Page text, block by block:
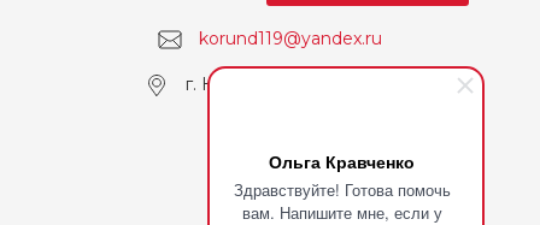
Ольга Кравченко
Здравствуйте! Готова помочь
вам. Напишите мне, если у
korund119@yandex.ru
г. Кемерово, пр. Ленина